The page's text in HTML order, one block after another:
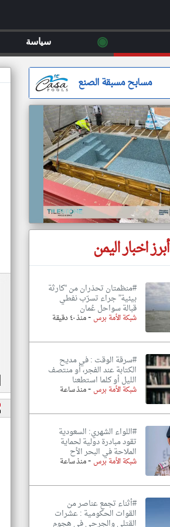
مسابح مسبقة الصنع
أبرز اخبار اليمن
#منظمتان تحذران من “كارثة
بيئية” جراء تسرّب نفطي
قبالة سواحل عُمان
شبكة الأمة برس -منذ ٤٠ دقيقة
#سرقة الوقت : في مديح
الكتابة عند الفجر، أو منتصف
الليل أو كلما استطعنا
شبكة الأمة برس -منذ ساعة
#اللواء الشهري: السعودية
تقود مبادرة دولية لحماية
الملاحة في البحر الأح
شبكة الأمة برس -منذ ساعة
#أثناء تجمع عناصر من
القوات الحكومية : عشرات
القتلى والجرحى في هجوم
◉ سياسة